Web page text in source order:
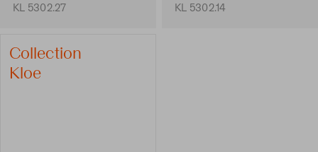
KL 5302.27
KL 5302.14
Collection
Kloe